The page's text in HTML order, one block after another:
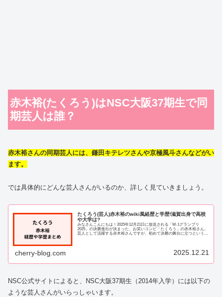
赤木裕(たくろう)はNSC大阪37期生で同
期芸人は誰？
赤木裕さんの同期芸人には、鎌田キテレツさんや京極風斗さんなどがい
ます。
では具体的にどんな芸人さんがいるのか、詳しく見ていきましょう。
たくろう(芸人)赤木裕のwiki風経歴と学歴!滋賀出身で高校
や大学は?
みなさんこんにちは！2025年12月21日に放送される「M-1グランプリ
2025」の決勝進出が決まった、お笑いコンビ「たくろう」の赤木裕さん。
芸人として活躍する赤木裕さんですが、初めて決勝の舞台に立つというこ
cherry-blog.com 2025.12.21
NSC公式サイトによると、NSC大阪37期生（2014年入学）には以下の
ような芸人さんがいらっしゃいます。